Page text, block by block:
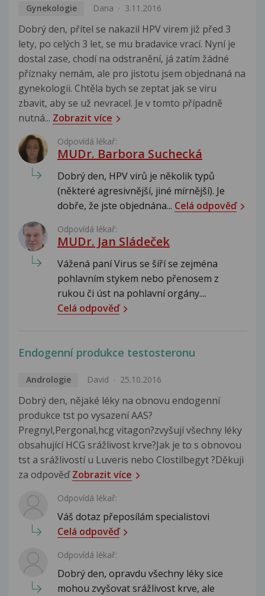
Gynekologie Dana 3.11.2016
Dobrý den, přítel se nakazil HPV virem již před 3
lety, po celých 3 let, se mu bradavice vrací. Nyní je
dostal zase, chodí na odstranění, já zatím žádné
příznaky nemám, ale pro jistotu jsem objednaná na
gynekologii. Chtěla bych se zeptat jak se viru
zbavit, aby se už nevracel. Je v tomto případně
nutná... Zobrazit více
Odpovídá lékař:
MUDr. Barbora Suchecká
Dobrý den, HPV virů je několik typů
(některé agresivnější, jiné mírnější). Je
dobře, že jste objednána... Celá odpověď
Odpovídá lékař:
MUDr. Jan Sládeček
Vážená paní Virus se šíří se zejména
pohlavním stykem nebo přenosem z
rukou či úst na pohlavní orgány....
Celá odpověď
Endogenní produkce testosteronu
Andrologie David 25.10.2016
Dobrý den, nějaké léky na obnovu endogenní
produkce tst po vysazení AAS?
Pregnyl,Pergonal,hcg vitagon?zvyšují všechny léky
obsahující HCG srážlivost krve?Jak je to s obnovou
tst a srážlivostí u Luveris nebo Clostilbegyt ?Děkuji
za odpověďZobrazit více
Odpovídá lékař:
Váš dotaz přeposílám specialistovi
Celá odpověď
Odpovídá lékař:
Dobrý den, opravdu všechny léky sice
mohou zvyšovat srážlivost krve, ale